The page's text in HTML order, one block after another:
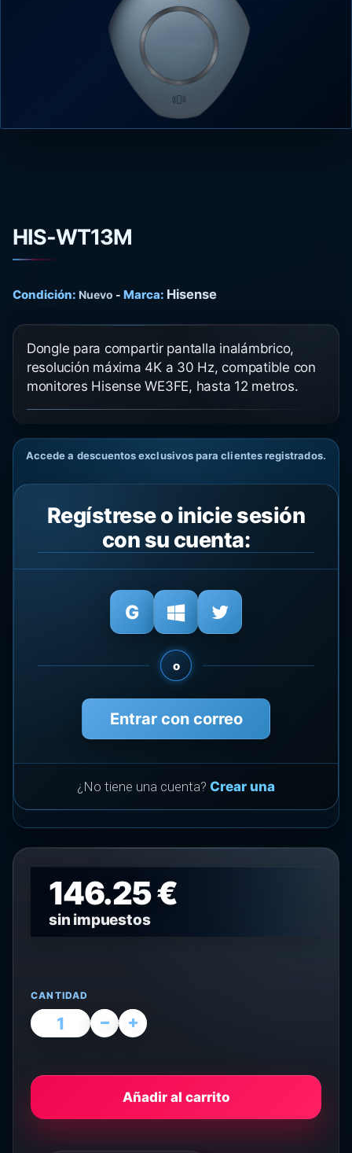
HIS-WT13M
Condición: Nuevo - Marca: Hisense
Dongle para compartir pantalla inalámbrico,
resolución máxima 4K a 30 Hz, compatible con
monitores Hisense WE3FE, hasta 12 metros.
Accede a descuentos exclusivos para clientes registrados.
Regístrese o inicie sesión
con su cuenta:
o
Entrar con correo
¿No tiene una cuenta? Crear una
146.25 €
sin impuestos
CANTIDAD
Añadir al carrito